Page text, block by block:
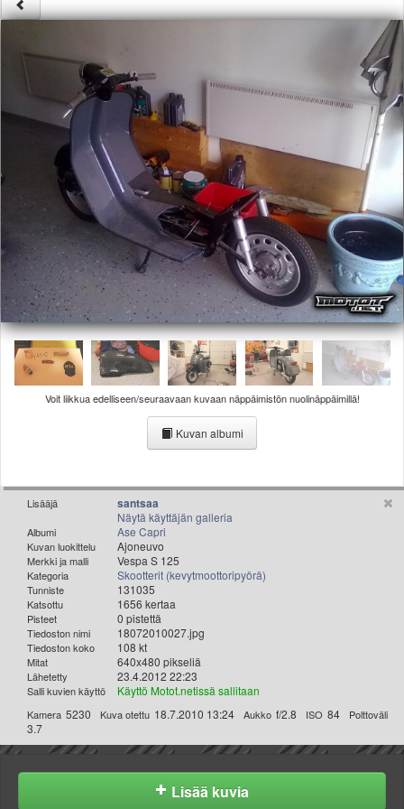
Säännöt ja ohjeet
Uudet kuvat
Uudet videot
Uudet kommentit
MYYDÄÄN
Ohjeet
Ajoneuvot
Osat
TIETOPANKKI
TAPAHTUMAT
MP15 kuvia
MP14 kuvia
MP13 kuvia
ACS 2015 kuvia
Lisää uusi tapahtuma
UUTISET
Oulun sää
Rovaniemen sää
MUUT
VIP-jäsenyys
Paidat ja vaatteet
Suunnittele oma paita
Mainostus
Palaute
Kevytversio
Voit liikkua edelliseen/seuraavaan kuvaan näppäimistön nuolinäppäimillä!
Kuvan albumi
Lisääjä santsaa
Näytä käyttäjän galleria
Albumi Ase Capri
Kuvan luokittelu Ajoneuvo
Merkki ja malli Vespa S 125
Kategoria Skootterit (kevytmoottoripyörä)
Tunniste 131035
Katsottu 1656 kertaa
Pisteet 0 pistettä
Tiedoston nimi 18072010027.jpg
Tiedoston koko 108 kt
Mitat 640x480 pikseliä
Lähetetty 23.4.2012 22:23
Salli kuvien käyttö Käyttö Motot.netissä sallitaan
Kamera 5230 Kuva otettu 18.7.2010 13:24 Aukko f/2.8 ISO 84 Polttoväli
3.7
Lisää kuvia